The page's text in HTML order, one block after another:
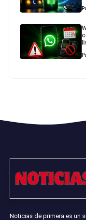
Noticias de primera es un